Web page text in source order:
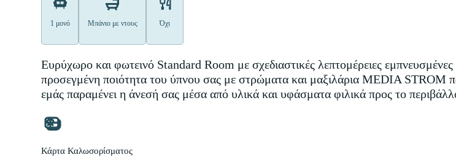
1 μονό Μπάνιο με ντους Όχι
Ευρύχωρο και φωτεινό Standard Room με σχεδιαστικές λεπτομέρειες
προσεγμένη ποιότητα του ύπνου σας με στρώματα και μαξιλάρια MEDIA STROM
εμάς παραμένει η άνεσή σας μέσα από υλικά και υφάσματα φιλικά προς το
Κάρτα Καλωσορίσματος